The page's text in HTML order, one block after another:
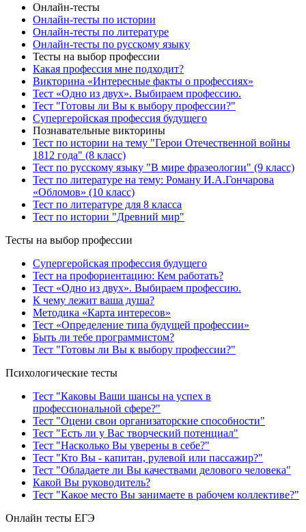
Онлайн-тесты
Онлайн-тесты по истории
Онлайн-тесты по литературе
Онлайн-тесты по русскому языку
Тесты на выбор профессии
Какая профессия мне подходит?
Викторина «Интересные факты о профессиях»
Тест «Одно из двух». Выбираем профессию.
Тест "Готовы ли Вы к выбору профессии?"
Супергеройская профессия будущего
Познавательные викторины
Тест по истории на тему "Герои Отечественной войны
1812 года" (8 класс)
Тест по русскому языку "В мире фразеологии" (9 класс)
Тест по литературе на тему: Роману И.А.Гончарова
«Обломов» (10 класс)
Тест по литературе для 8 класса
Тест по истории "Древний мир"
Тесты на выбор профессии
Супергеройская профессия будущего
Тест на профориентацию: Кем работать?
Тест «Одно из двух». Выбираем профессию.
К чему лежит ваша душа?
Методика «Карта интересов»
Тест «Определение типа будущей профессии»
Быть ли тебе программистом?
Тест "Готовы ли Вы к выбору профессии?"
Психологические тесты
Тест "Каковы Ваши шансы на успех в
профессиональной сфере?"
Тест "Оцени свои организаторские способности"
Тест "Есть ли у Вас творческий потенциал"
Тест "Насколько Вы уверены в себе?"
Тест "Кто Вы - капитан, рулевой или пассажир?"
Тест "Обладаете ли Вы качествами делового человека"
Какой Вы руководитель?
Тест "Какое место Вы занимаете в рабочем коллективе?"
Онлайн тесты ЕГЭ